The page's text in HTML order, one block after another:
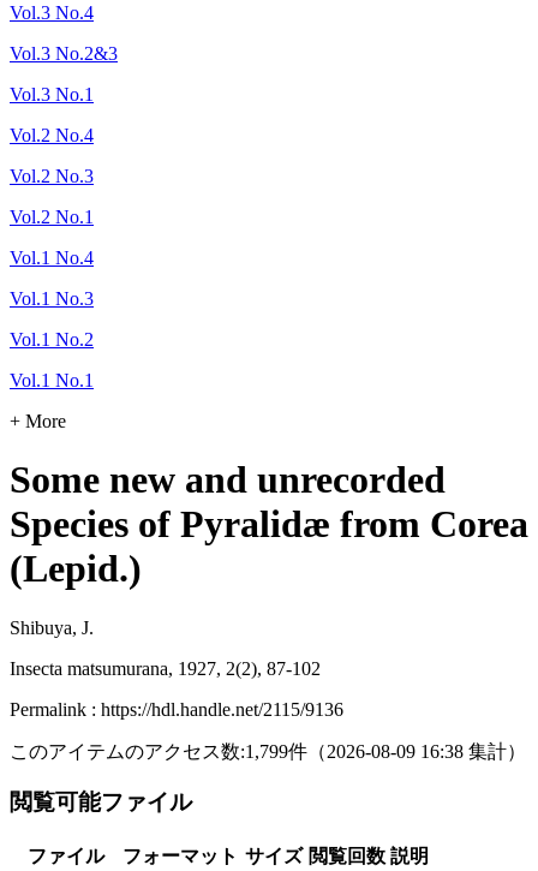
Vol.3 No.4
Vol.3 No.2&3
Vol.3 No.1
Vol.2 No.4
Vol.2 No.3
Vol.2 No.1
Vol.1 No.4
Vol.1 No.3
Vol.1 No.2
Vol.1 No.1
+ More
Some new and unrecorded
Species of Pyralidæ from Corea
(Lepid.)
Shibuya, J.
Insecta matsumurana, 1927, 2(2), 87-102
Permalink : https://hdl.handle.net/2115/9136
このアイテムのアクセス数:1,799件 （2026-08-09 16:38 集計）
閲覧可能ファイル
ファイル フォーマット サイズ 閲覧回数 説明